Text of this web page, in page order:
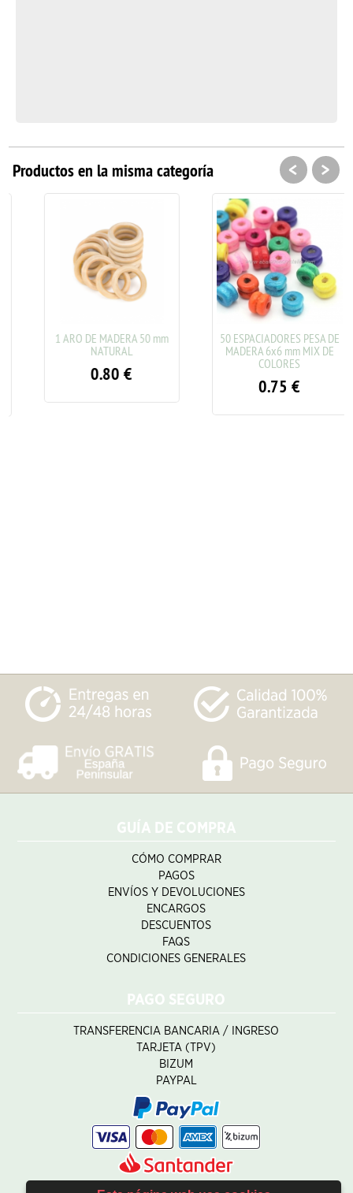
Productos en la misma categoría
1 ARO DE MADERA 50 mm
NATURAL
0.80€
50 ESPACIADORES PESA DE
MADERA 6x6 mm MIX DE
COLORES
0.75€
< >
GUÍA DE COMPRA
CÓMO COMPRAR
PAGOS
ENVÍOS Y DEVOLUCIONES
ENCARGOS
DESCUENTOS
FAQS
CONDICIONES GENERALES
PAGO SEGURO
TRANSFERENCIA BANCARIA / INGRESO
TARJETA (TPV)
BIZUM
PAYPAL